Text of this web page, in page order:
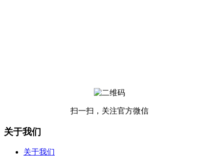
扫一扫，关注官方微信
关于我们
关于我们